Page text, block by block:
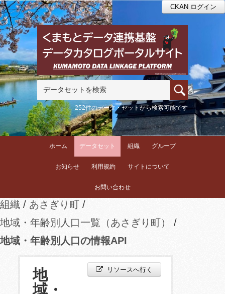
CKAN ログイン
252件のデータ・セットから検索可能です
ホーム データセット 組織 グループ
お知らせ 利用規約 サイトについて
お問い合わせ
組織
あさぎり町
地域・年齢別人口一覧（あさぎり町）
地域・年齢別人口の情報API
リソースへ行く
地
域・